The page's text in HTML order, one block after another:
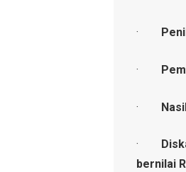
·
·
·
·
bernilai